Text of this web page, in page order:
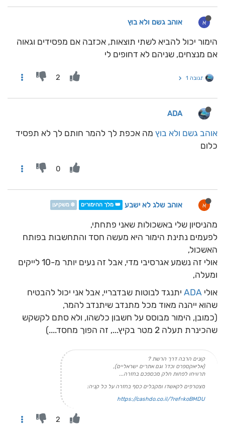
א אוהב גשם ולא בוץ
הימור יכול להביא לשתי תוצאות, אכזבה אם מפסידים וגאוה
אם מנצחים, שניהם לא דחופים לי
תגובה 1 2
ADA
אוהב גשם ולא בוץ מה אכפת לך להמר חותם לך לא תפסיד
כלום
0
א אוהב שלג לא ישבע 👑 מלך ההימורים ❄️ משקיען
מהניסיון שלי באשכולות שאני פתחתי,
לפעמים נתינת הימור היא מעשה חסד והתחשבות בפותח
האשכול,
אולי זה נשמע אגרסיבי מדי, אבל זה נעים יותר מ-10 לייקים
ומעלה,
אולי ADA יתנגד לבוטות שבדבריי, אבל אני יכול להבטיח
שהוא ייהנה מאוד מכל מתנדב שיתנדב להמר,
(כמובן, הימור מבוסס על חשבון כלשהו, ולא סתם לקשקש
שהכינרת תעלה 2 מטר בקיץ..., זה הפוך מחסד....)
קונים הרבה דרך הרשת ?
(אליאקספרס וכדו' וגם אתרים ישראליים),
תרוויחו לפחות חלק מכספכם בחזרה...
מצטרפים לקאשדו ומקבלים כסף בחזרה על כל קניה:
https://cashdo.co.il/?ref=koBMDU
2